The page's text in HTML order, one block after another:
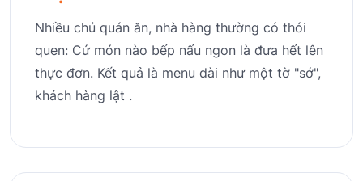
Nhiều chủ quán ăn, nhà hàng thường có thói
quen: Cứ món nào bếp nấu ngon là đưa hết lên
thực đơn. Kết quả là menu dài như một tờ "sớ",
khách hàng lật .